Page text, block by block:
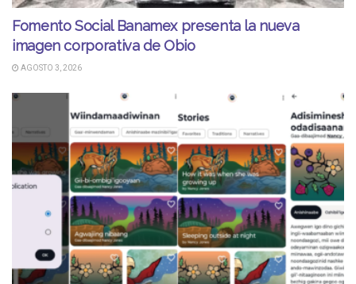
Fomento Social Banamex presenta la nueva
imagen corporativa de Obio
AGOSTO 3, 2026